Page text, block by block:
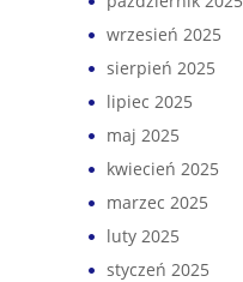
wrzesień 2025
sierpień 2025
lipiec 2025
maj 2025
kwiecień 2025
marzec 2025
luty 2025
styczeń 2025